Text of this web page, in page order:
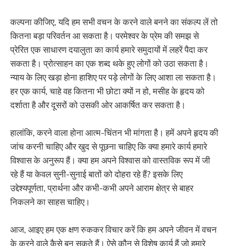
कल्पना कीजिए, यदि हम सभी वचन के करने वाले बनने का संकल्प लें तो
कितना बड़ा परिवर्तन आ सकता है। परमेश्वर के प्रेम की समझ से
प्रेरित एक साधारण दयालुता का कार्य हमारे समुदायों में लहरें पैदा कर
सकता है। प्रोत्साहन का एक शब्द थके हुए लोगों को उठा सकता है।
न्याय के लिए खड़ा होना हाशिए पर पड़े लोगों के लिए आशा ला सकता है।
हर एक कार्य, चाहे वह कितना भी छोटा क्यों न हो, मसीह के हृदय को
दर्शाता है और दूसरों को उसकी ओर आकर्षित कर सकता है।
हालांकि, करने वाला होना आत्म-चिंतन भी मांगता है। हमें अपने हृदय की
जांच करनी चाहिए और खुद से पूछना चाहिए कि क्या हमारे कार्य हमारे
विश्वास के अनुरूप हैं। क्या हम अपने विश्वास को वास्तविक रूप में जी
रहे हैं या केवल सुनी-सुनाई बातों को दोहरा रहे हैं? इसके लिए
उद्देश्यपूर्णता, प्रार्थना और कभी-कभी अपने आराम क्षेत्र से बाहर
निकलने का साहस चाहिए।
आज, आइए हम एक क्षण रुककर विचार करें कि हम अपने जीवन में वचन
के करने वाले कैसे बन सकते हैं। ऐसे कौन से विशेष कार्य हैं जो हमारे